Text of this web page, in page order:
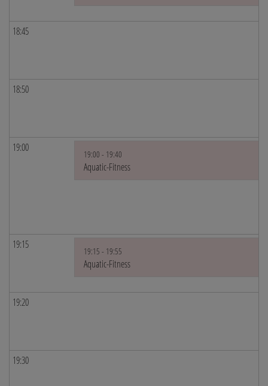
18:45
18:50
19:00
19:00 - 19:40
Aquatic-Fitness
19:15
19:15 - 19:55
Aquatic-Fitness
19:20
19:30